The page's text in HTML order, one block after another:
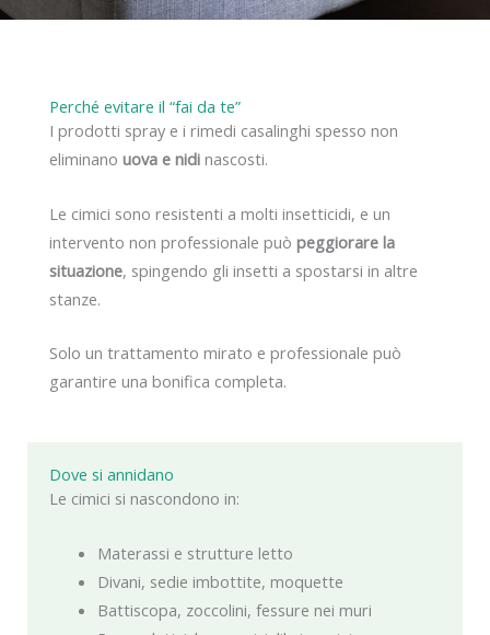
Dove si annidano
Le cimici si nascondono in:
Materassi e strutture letto
Divani, sedie imbottite, moquette
Battiscopa, zoccolini, fessure nei muri
Perché evitare il “fai da te”
I prodotti spray e i rimedi casalinghi spesso non
eliminano uova e nidi nascosti.
Le cimici sono resistenti a molti insetticidi, e un
intervento non professionale può peggiorare la
situazione, spingendo gli insetti a spostarsi in altre
stanze.
Solo un trattamento mirato e professionale può
garantire una bonifica completa.